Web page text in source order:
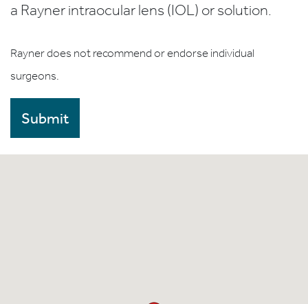
a Rayner intraocular lens (IOL) or solution.
Rayner does not recommend or endorse individual
surgeons.